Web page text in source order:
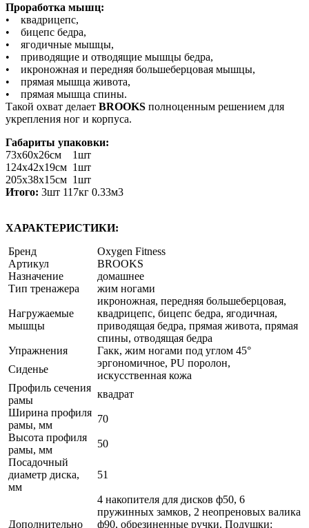
Проработка мышц:
• квадрицепс,
• бицепс бедра,
• ягодичные мышцы,
• приводящие и отводящие мышцы бедра,
• икроножная и передняя большеберцовая мышцы,
• прямая мышца живота,
• прямая мышца спины.
Такой охват делает BROOKS полноценным решением для
укрепления ног и корпуса.
Габариты упаковки:
73х60х26см 1шт
124х42х19см 1шт
205х38х15см 1шт
Итого: 3шт 117кг 0.33м3
ХАРАКТЕРИСТИКИ:
Бренд
Oxygen Fitness
Артикул
BROOKS
Назначение
домашнее
Тип тренажера
жим ногами
Нагружаемые
мышцы
икроножная, передняя большеберцовая,
квадрицепс, бицепс бедра, ягодичная,
приводящая бедра, прямая живота, прямая
спины, отводящая бедра
Упражнения
Гакк, жим ногами под углом 45°
Сиденье
эргономичное, PU поролон,
искусственная кожа
Профиль сечения
рамы
квадрат
Ширина профиля
рамы, мм
70
Высота профиля
рамы, мм
50
Посадочный
диаметр диска,
мм
51
Дополнительно
4 накопителя для дисков ф50, 6
пружинных замков, 2 неопреновых валика
ф90, обрезиненные ручки. Подушки: